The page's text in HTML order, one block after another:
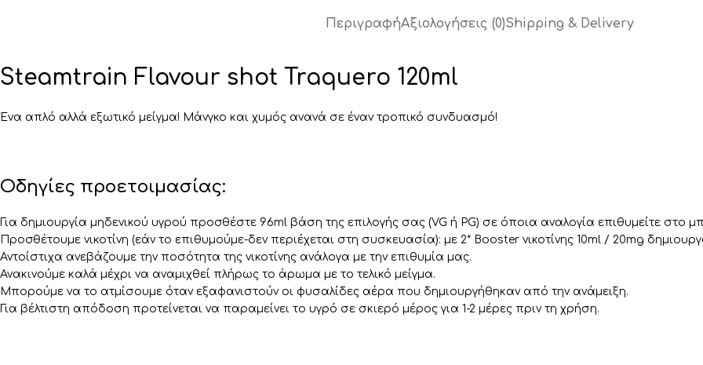
ΠεριγραφήΑξιολογήσεις (0)Shipping & Delivery
Steamtrain Flavour shot Traquero 120ml
Ένα απλό αλλά εξωτικό μείγμα! Μάνγκο και χυμός ανανά σε έναν τροπικό συνδυασμό!
Οδηγίες προετοιμασίας:
Για δημιουργία μηδενικού υγρού προσθέστε 96ml βάση της επιλογής σας (VG ή PG) σε όποια αναλογία επιθυμείτε στο
Προσθέτουμε νικοτίνη (εάν το επιθυμούμε-δεν περιέχεται στη συσκευασία): με 2* Booster νικοτίνης 10ml / 20mg
Αντοίστιχα ανεβάζουμε την ποσότητα της νικοτίνης ανάλογα με την επιθυμία μας.
Ανακινούμε καλά μέχρι να αναμιχθεί πλήρως το άρωμα με το τελικό μείγμα.
Μπορούμε να το ατμίσουμε όταν εξαφανιστούν οι φυσαλίδες αέρα που δημιουργήθηκαν από την ανάμειξη.
Για βέλτιστη απόδοση προτείνεται να παραμείνει το υγρό σε σκιερό μέρος για 1-2 μέρες πριν τη χρήση.